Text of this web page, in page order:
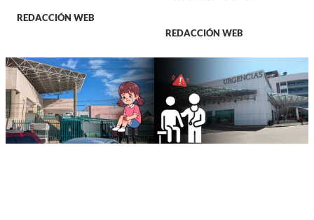
REDACCIÓN WEB
REDACCIÓN WEB